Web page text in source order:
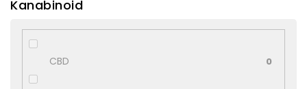
Kanabinoid
CBD 0